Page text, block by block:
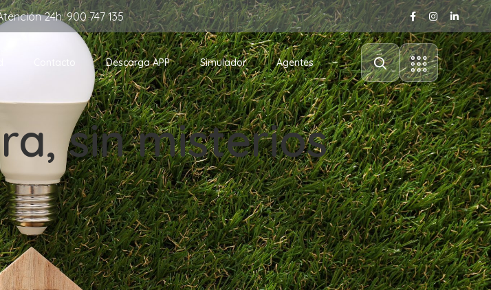
24h: 900 747 135
Contacto Descarga APP Simulador Agentes
sin misterios